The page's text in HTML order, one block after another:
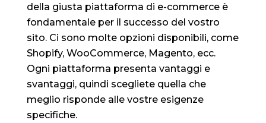
della giusta piattaforma di e-commerce è
fondamentale per il successo del vostro
sito. Ci sono molte opzioni disponibili, come
Shopify, WooCommerce, Magento, ecc.
Ogni piattaforma presenta vantaggi e
svantaggi, quindi scegliete quella che
meglio risponde alle vostre esigenze
specifiche.